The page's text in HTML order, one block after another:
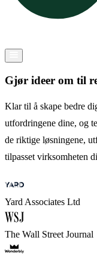
Gjør ideer om til
Klar til å skape bedre
utfordringene dine, og
de riktige løsningene,
tilpasset virksomheten
Yard Associates Ltd
The Wall Street Journal